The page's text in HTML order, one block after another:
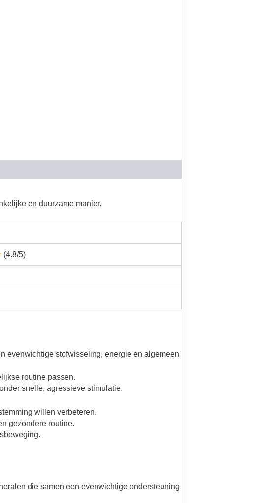
en duurzame manier.
(4.8/5)
evenwichtige stofwisseling, energie en algemeen
routine passen.
snelle, agressieve stimulatie.
willen verbeteren.
gezondere routine.
die samen een evenwichtige ondersteuning